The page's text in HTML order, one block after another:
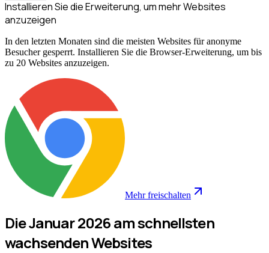
Installieren Sie die Erweiterung, um mehr Websites
anzuzeigen
In den letzten Monaten sind die meisten Websites für anonyme
Besucher gesperrt. Installieren Sie die Browser-Erweiterung, um bis
zu 20 Websites anzuzeigen.
Mehr freischalten
Die Januar 2026 am schnellsten
wachsenden Websites